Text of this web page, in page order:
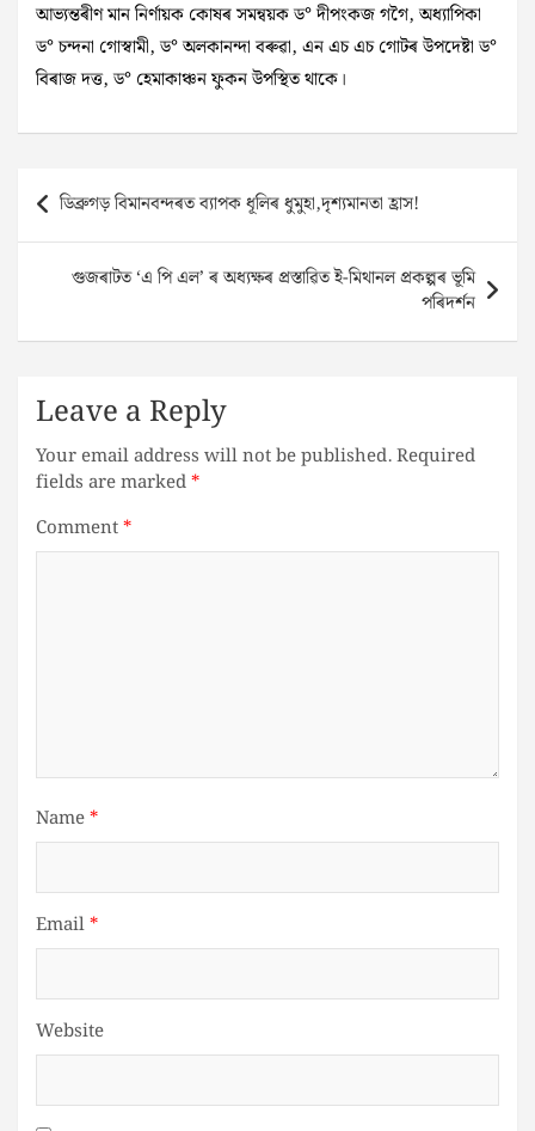
আভ্যন্তৰীণ মান নির্ণায়ক কোষৰ সমন্বয়ক ড° দীপংকজ গগৈ, অধ্যাপিকা
ড° চন্দনা গোস্বামী, ড° অলকানন্দা বৰুৱা, এন এচ এচ গোটৰ উপদেষ্টা ড°
বিৰাজ দত্ত, ড° হেমাকাঞ্চন ফুকন উপস্থিত থাকে।
Post
navigation
ডিব্ৰুগড় বিমানবন্দৰত ব্যাপক ধূলিৰ ধুমুহা,দৃশ্যমানতা হ্ৰাস!
গুজৰাটত ‘এ পি এল’ ৰ অধ্যক্ষৰ প্ৰস্তাৱিত ই-মিথানল প্ৰকল্পৰ ভূমি
পৰিদৰ্শন
Leave a Reply
Your email address will not be published.Required
fields are marked*
Comment*
Name*
Email*
Website